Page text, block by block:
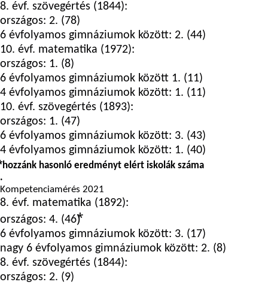
8. évf. szövegértés (1844):
országos: 2. (78)
6 évfolyamos gimnáziumok között: 2. (44)
10. évf. matematika (1972):
országos: 1. (8)
6 évfolyamos gimnáziumok között 1. (11)
4 évfolyamos gimnáziumok között: 1. (11)
10. évf. szövegértés (1893):
országos: 1. (47)
6 évfolyamos gimnáziumok között: 3. (43)
4 évfolyamos gimnáziumok között: 1. (40)
⃰ hozzánk hasonló eredményt elért iskolák száma
.
Kompetenciamérés 2021
8. évf. matematika (1892):
országos: 4. (46)⃰
6 évfolyamos gimnáziumok között: 3. (17)
nagy 6 évfolyamos gimnáziumok között: 2. (8)
8. évf. szövegértés (1844):
országos: 2. (9)